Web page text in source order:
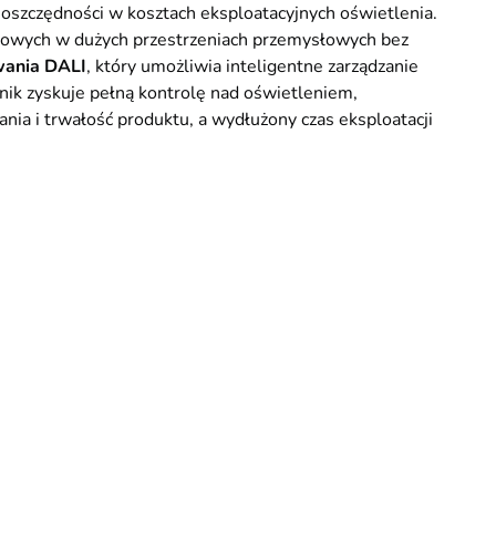
w kosztach eksploatacyjnych oświetlenia.
w dużych przestrzeniach przemysłowych bez
DALI, który umożliwia inteligentne zarządzanie
zyskuje pełną kontrolę nad oświetleniem,
i trwałość produktu, a wydłużony czas eksploatacji